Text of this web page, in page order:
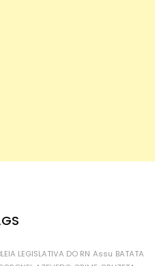
LEGISLATIVA DO RN Assu BATATA